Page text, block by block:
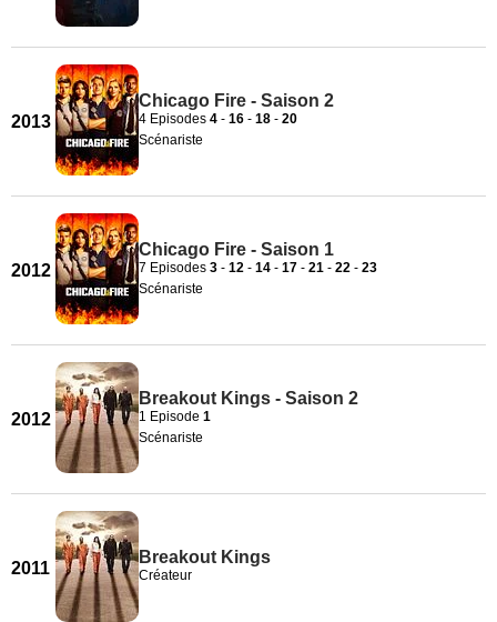
2013
Chicago Fire - Saison 2
4 Episodes 4 - 16 - 18 - 20
Scénariste
2012
Chicago Fire - Saison 1
7 Episodes 3 - 12 - 14 - 17 - 21 - 22 - 23
Scénariste
2012
Breakout Kings - Saison 2
1 Episode 1
Scénariste
2011
Breakout Kings
Créateur